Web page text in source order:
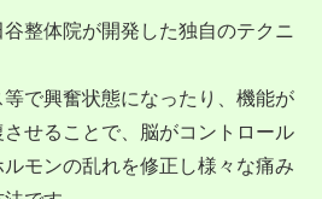
整体院が開発した独自のテクニ
で興奮状態になったり、機能が
せることで、脳がコントロール
モンの乱れを修正し様々な痛み